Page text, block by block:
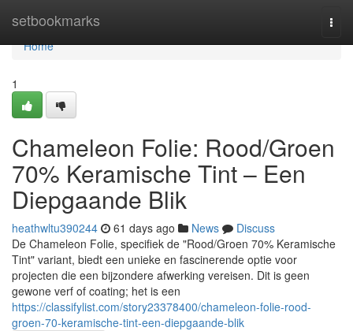
setbookmarks
Home
Home
1
Chameleon Folie: Rood/Groen
70% Keramische Tint – Een
Diepgaande Blik
heathwltu390244 61 days ago News
Discuss
De Chameleon Folie, specifiek de "Rood/Groen 70% Keramische
Tint" variant, biedt een unieke en fascinerende optie voor
projecten die een bijzondere afwerking vereisen. Dit is geen
gewone verf of coating; het is een
https://classifylist.com/story23378400/chameleon-folie-rood-
groen-70-keramische-tint-een-diepgaande-blik